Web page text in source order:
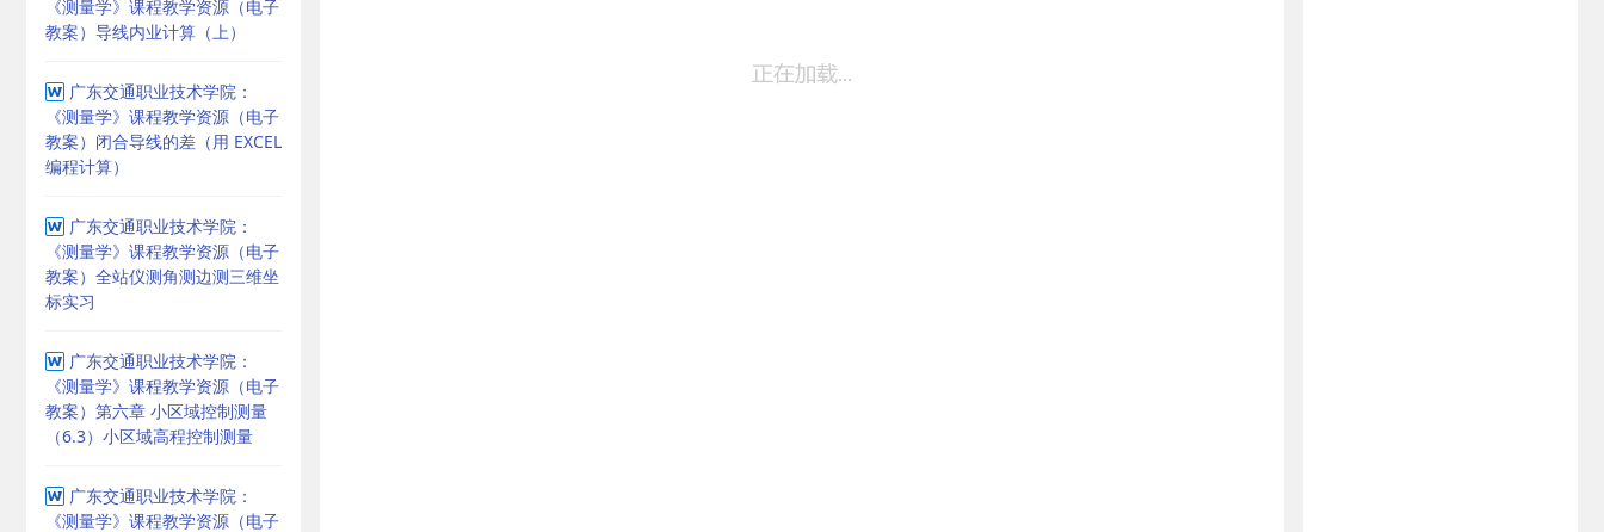
《测量学》课程教学资源（电子
教案）导线内业计算（上）
广东交通职业技术学院：
《测量学》课程教学资源（电子
教案）闭合导线的差（用 EXCEL
编程计算）
广东交通职业技术学院：
《测量学》课程教学资源（电子
教案）全站仪测角测边测三维坐
标实习
广东交通职业技术学院：
《测量学》课程教学资源（电子
教案）第六章 小区域控制测量
（6.3）小区域高程控制测量
广东交通职业技术学院：
《测量学》课程教学资源（电子